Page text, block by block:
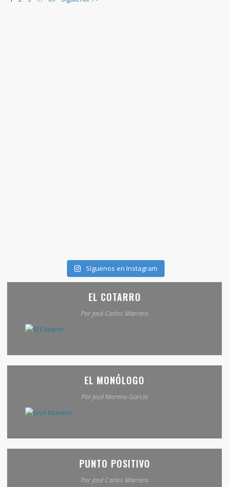
Síguenos en Instagram
EL COTARRO
Por José Carlos Marrero
EL MONÓLOGO
Por José Moreno García
PUNTO POSITIVO
Por José Carlos Marrero